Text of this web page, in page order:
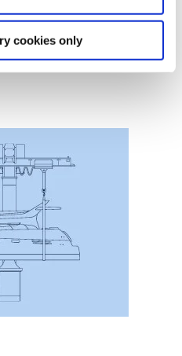
cookies only